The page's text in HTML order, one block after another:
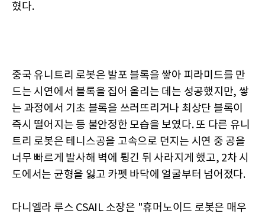
혔다.
중국 유니트리 로봇은 발포 블록을 쌓아 피라미드를 만
드는 시연에서 블록을 집어 올리는 데는 성공했지만, 쌓
는 과정에서 기초 블록을 쓰러뜨리거나 최상단 블록이
즉시 떨어지는 등 불안정한 모습을 보였다. 또 다른 유니
트리 로봇은 테니스공을 고속으로 던지는 시연 중 공을
너무 빠르게 발사해 벽에 튕긴 뒤 사라지게 했고, 2차 시
도에서는 균형을 잃고 카펫 바닥에 얼굴부터 넘어졌다.
다니엘라 루스 CSAIL 소장은 "휴머노이드 로봇은 매우